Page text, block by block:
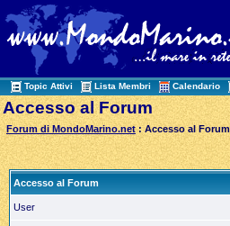
Topic Attivi Lista Membri Calendario
Accesso al Forum
Forum di MondoMarino.net : Accesso al Forum
Accesso al Forum
User